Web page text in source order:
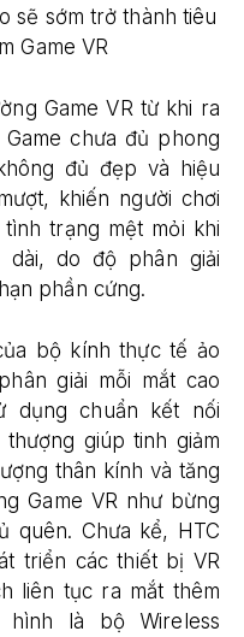
sẽ sớm trở thành tiêu
Game VR
Game VR từ khi ra
chưa đủ phong
đủ đẹp và hiệu
khiến người chơi
trạng mệt mỏi khi
dài, do độ phân giải
phần cứng.
bộ kính thực tế ảo
giải mỗi mắt cao
dụng chuẩn kết nối
giúp tinh giảm
thân kính và tăng
Game VR như bừng
quên. Chưa kể, HTC
triển các thiết bị VR
liên tục ra mắt thêm
là bộ Wireless